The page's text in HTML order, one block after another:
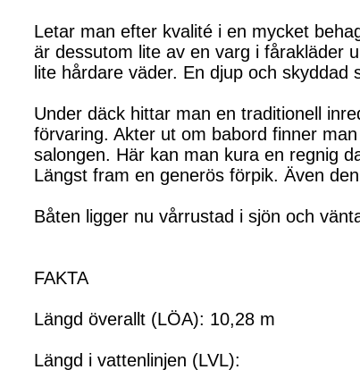
Letar man efter kvalité i en mycket
är dessutom lite av en varg i fårakläder
lite hårdare väder. En djup och
Under däck hittar man en traditionell
förvaring. Akter ut om babord finner
salongen. Här kan man kura en regnig
Längst fram en generös förpik. Även
Båten ligger nu vårrustad i sjön och
FAKTA
Längd överallt (LÖA): 10,28 m
Längd i vattenlinjen (LVL):